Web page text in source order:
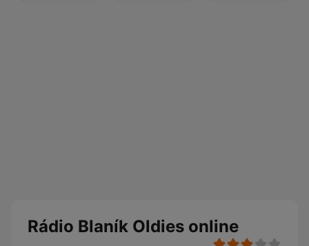
Rádio Blaník Oldies online